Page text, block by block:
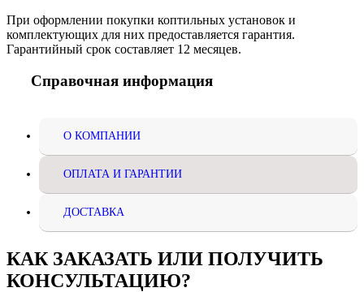
При оформлении покупки коптильных установок и
комплектующих для них предоставляется гарантия.
Гарантийный срок составляет 12 месяцев.
Справочная информация
О КОМПАНИИ
ОПЛАТА И ГАРАНТИИ
ДОСТАВКА
КАК ЗАКАЗАТЬ ИЛИ ПОЛУЧИТЬ
КОНСУЛЬТАЦИЮ?